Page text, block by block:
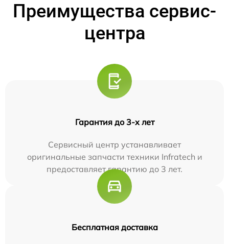
Преимущества сервис-
центра
Гарантия до 3-х лет
Сервисный центр устанавливает
оригинальные запчасти техники Infratech и
предоставляет гарантию до 3 лет.
Бесплатная доставка